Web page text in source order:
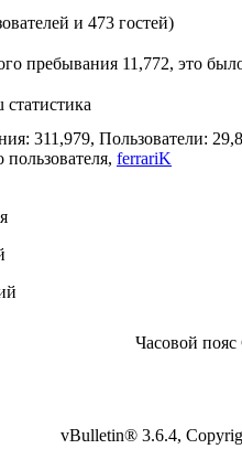
и 473 гостей)
пребывания 11,772, это
311,979, Пользователи:
ferrariK
Часовой
vBulletin® 3.6.4,